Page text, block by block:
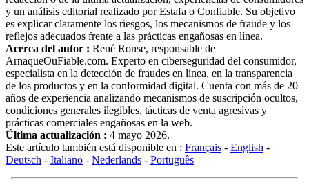
y un análisis editorial realizado por Estafa o Confiable. Su objetivo
es explicar claramente los riesgos, los mecanismos de fraude y los
reflejos adecuados frente a las prácticas engañosas en línea.
Acerca del autor : René Ronse, responsable de
ArnaqueOuFiable.com. Experto en ciberseguridad del consumidor,
especialista en la detección de fraudes en línea, en la transparencia
de los productos y en la conformidad digital. Cuenta con más de 20
años de experiencia analizando mecanismos de suscripción ocultos,
condiciones generales ilegibles, tácticas de venta agresivas y
prácticas comerciales engañosas en la web.
Última actualización : 4 mayo 2026.
Este artículo también está disponible en : Français - English -
Deutsch - Italiano - Nederlands - Português